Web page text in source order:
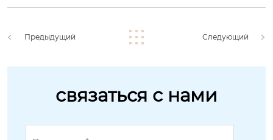
Предыдущий Следующий
связаться с нами